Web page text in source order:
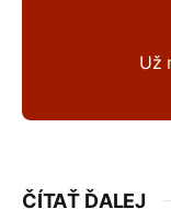
Už
ČÍTAŤ ĎALEJ